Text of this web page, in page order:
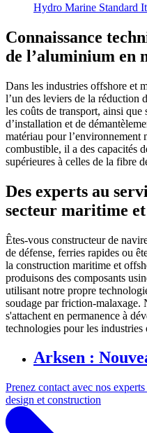
Hydro Marine Standard
Connaissance
de l’aluminium en
Dans les industries offshore et
l’un des leviers de la réduction
les coûts de transport, ainsi que
d’installation et de
matériau pour l’environnement
combustible, il a des capacités
supérieures à celles de la fibre
Des experts au
secteur maritime
Êtes-vous constructeur de
de défense, ferries rapides ou
la construction maritime et
produisons des composants
utilisant notre propre
soudage par friction-malaxage.
s'attachent en permanence à
technologies pour les industries
Arksen :
Prenez contact avec nos
design et construction